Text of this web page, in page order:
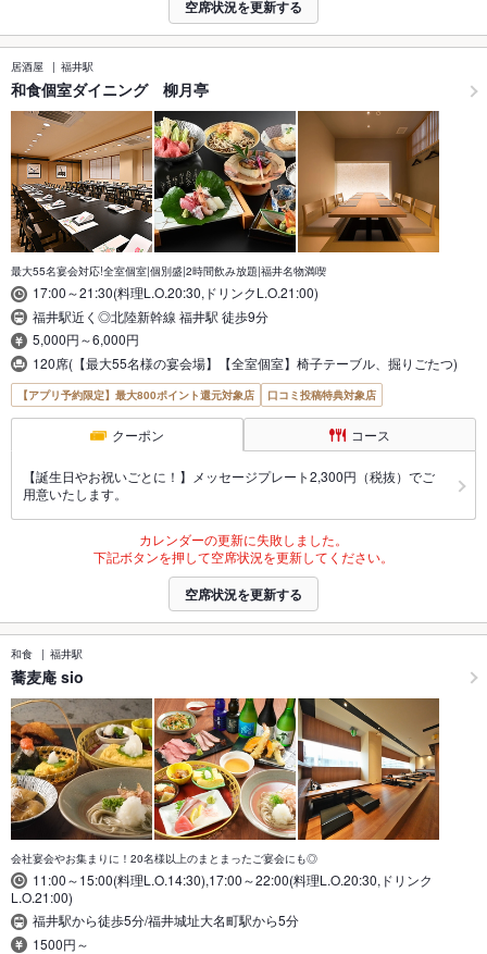
空席状況を更新する
居酒屋 福井駅
和食個室ダイニング 柳月亭
最大55名宴会対応!全室個室|個別盛|2時間飲み放題|福井名物満喫
17:00～21:30(料理L.O.20:30,ドリンクL.O.21:00)
福井駅近く◎北陸新幹線 福井駅 徒歩9分
5,000円～6,000円
120席(【最大55名様の宴会場】【全室個室】椅子テーブル、掘りごたつ)
【アプリ予約限定】最大800ポイント還元対象店 口コミ投稿特典対象店
クーポン コース
【誕生日やお祝いごとに！】メッセージプレート2,300円（税抜）でご
用意いたします。
カレンダーの更新に失敗しました。
下記ボタンを押して空席状況を更新してください。
空席状況を更新する
和食 福井駅
蕎麦庵 sio
会社宴会やお集まりに！20名様以上のまとまったご宴会にも◎
11:00～15:00(料理L.O.14:30),17:00～22:00(料理L.O.20:30,ドリンク
L.O.21:00)
福井駅から徒歩5分/福井城址大名町駅から5分
1500円～